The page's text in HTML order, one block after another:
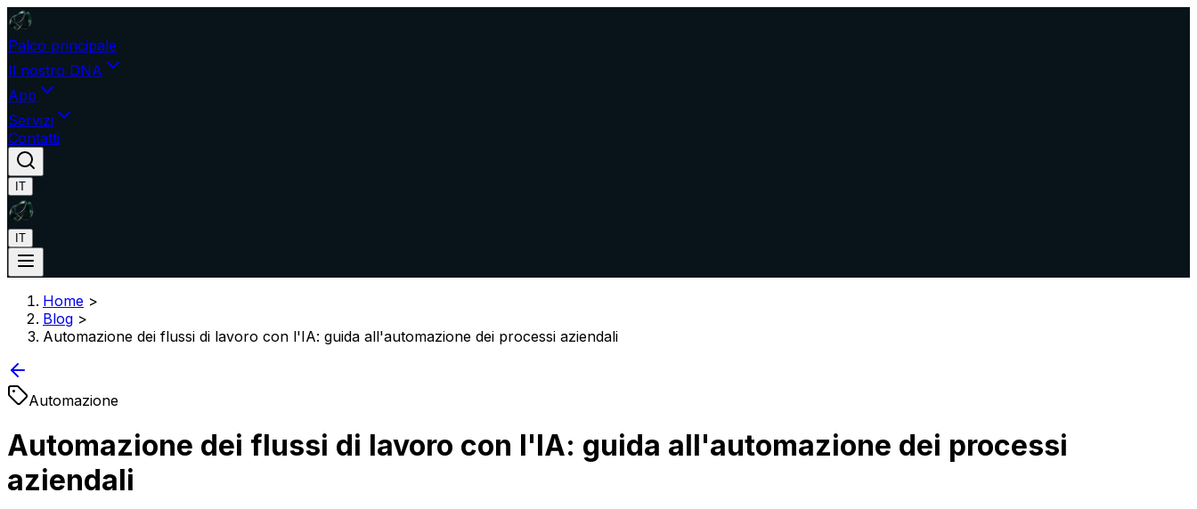
Palco principale
Il nostro DNA
App
Servizi
Contatti
IT
IT
Home >
Blog >
Automazione dei flussi di lavoro con l'IA: guida all'automazione dei processi aziendali
Automazione
Automazione dei flussi di lavoro con l'IA: guida all'automazione dei processi
aziendali